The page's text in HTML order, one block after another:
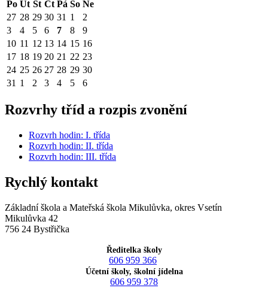
Po Út St Čt Pá So Ne
27 28 29 30 31 1
2
3
4 5 6 7 8
9
10 11 12 13 14 15 16
17 18 19 20 21 22 23
24 25 26 27 28 29 30
31 1 2 3 4 5 6
Rozvrhy tříd a rozpis zvonění
Rozvrh hodin: I. třída
Rozvrh hodin: II. třída
Rozvrh hodin: III. třída
Rychlý kontakt
Základní škola a Mateřská škola Mikulůvka, okres Vsetín
Mikulůvka 42
756 24 Bystřička
Ředitelka školy
606 959 366
Účetní školy, školní jídelna
606 959 378